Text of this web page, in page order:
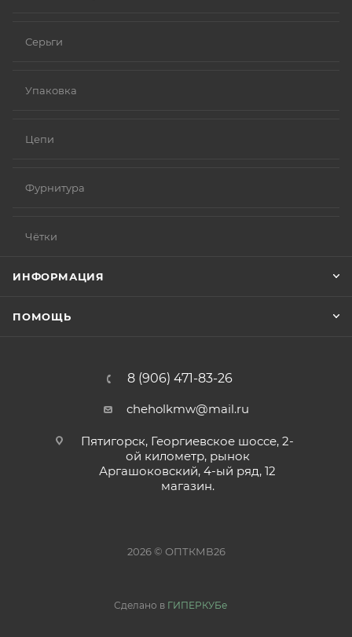
Серьги
Упаковка
Цепи
Фурнитура
Чётки
ИНФОРМАЦИЯ
ПОМОЩЬ
8 (906) 471-83-26
cheholkmw@mail.ru
Пятигорск, Георгиевское шоссе, 2-
ой километр, рынок
Аргашоковский, 4-ый ряд, 12
магазин.
2026 © ОПТКМВ26
Сделано в ГИПЕРКУБе